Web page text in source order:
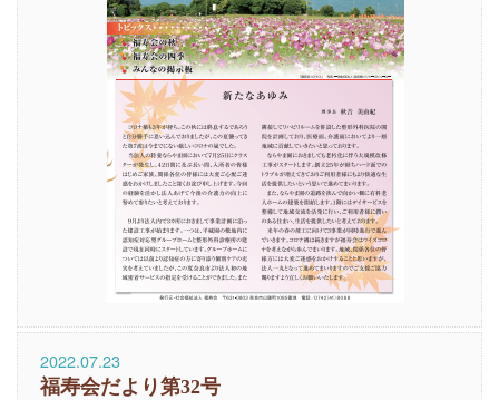
2022.07.23
福寿会だより第32号